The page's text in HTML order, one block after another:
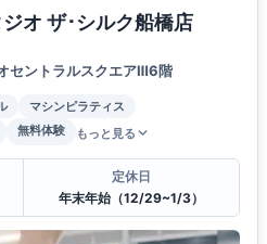
オ ザ･シルク船橋店
セントラルスクエアⅢ6階
マシンピラティス
無料体験 もっと見る
定休日
年末年始（12/29~1/3）